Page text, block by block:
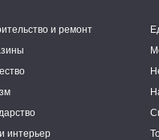
и ремонт
интерьер